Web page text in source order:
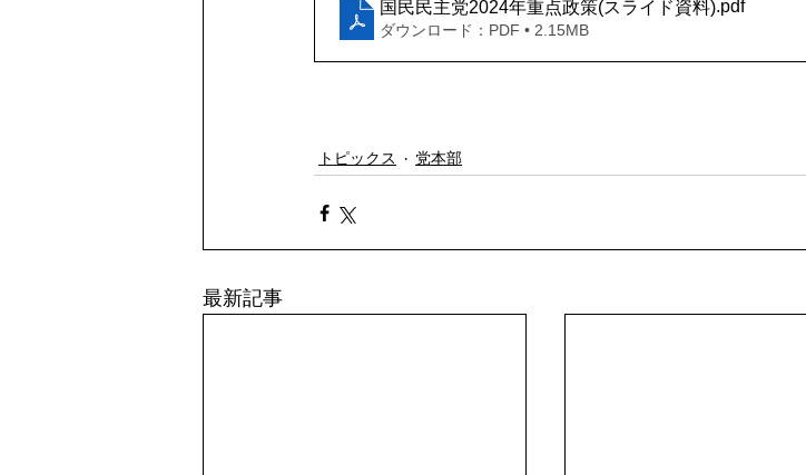
国民民主党2024年重点政策(スライド資料).pdf
ダウンロード：PDF • 2.15MB
トピックス 党本部
最新記事